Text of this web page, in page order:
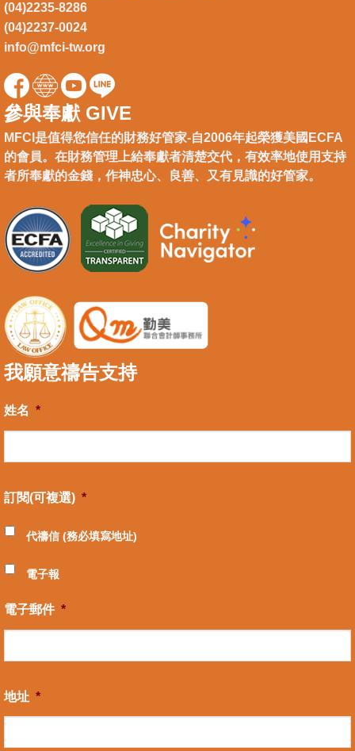
(04)2235-8286
(04)2237-0024
info@mfci-tw.org
參與奉獻 GIVE
MFCI是值得您信任的財務好管家-自2006年起榮獲美國ECFA
的會員。在財務管理上給奉獻者清楚交代，有效率地使用支持
者所奉獻的金錢，作神忠心、良善、又有見識的好管家。
我願意禱告支持
姓名 *
訂閱(可複選) *
代禱信 (務必填寫地址)
電子報
電子郵件 *
地址 *